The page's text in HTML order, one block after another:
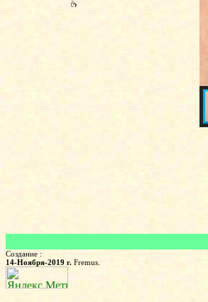
Создание :
14-Ноября-2019 г. Fremus.